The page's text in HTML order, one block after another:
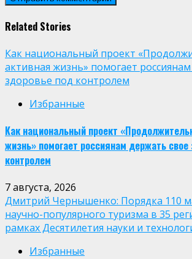
Related Stories
Как национальный проект
активная жизнь» помогает
здоровье под контролем
Избранные
Как национальный проект
жизнь» помогает россиянам держать
контролем
7 августа, 2026
Дмитрий Чернышенко: Порядка 110
научно-популярного туризма в 35
рамках Десятилетия науки и
Избранные